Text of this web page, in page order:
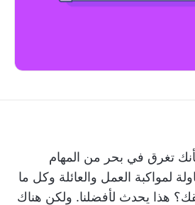
تغرق في بحر من المهام
لمواكبة العمل والعائلة وكل ما
هذا يحدث لأفضلنا. ولكن هناك